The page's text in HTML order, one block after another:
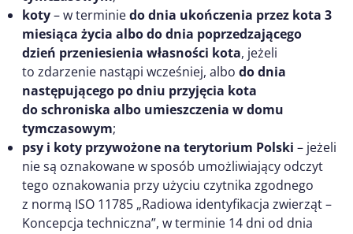
koty– w terminiedo dnia ukończenia przez kota 3
miesiąca życia albo do dnia poprzedzającego
dzień przeniesienia własności kota, jeżeli
to zdarzenie nastąpi wcześniej, albo do dnia
następującego po dniu przyjęcia kota
do schroniska albo umieszczenia w domu
tymczasowym;
psy i koty przywożone na terytorium Polski – jeżeli
nie są oznakowane w sposób umożliwiający odczyt
tego oznakowania przy użyciu czytnika zgodnego
z normą ISO 11785 „Radiowa identyfikacja zwierząt –
Koncepcja techniczna”, w terminie 14 dni od dnia